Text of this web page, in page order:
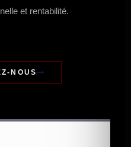
et rentabilité.
NOUS